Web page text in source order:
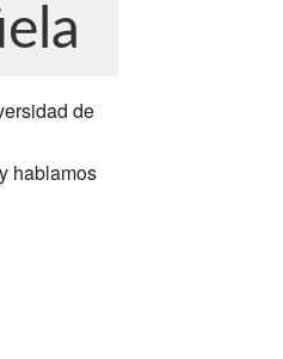
de
hablamos